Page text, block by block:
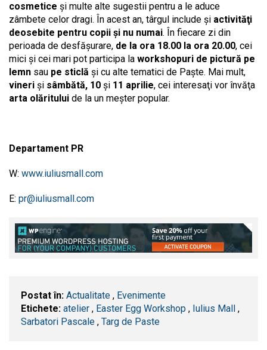
cosmetice şi multe alte sugestii pentru a le aduce
zâmbete celor dragi. În acest an, târgul include şi activităţi
deosebite pentru copii şi nu numai. În fiecare zi din
perioada de desfăşurare, de la ora 18.00 la ora 20.00, cei
mici şi cei mari pot participa la workshopuri de pictură pe
lemn sau pe sticlă şi cu alte tematici de Paşte. Mai mult,
vineri şi sâmbătă, 10 şi 11 aprilie, cei interesaţi vor învăţa
arta olăritului de la un meşter popular.
Departament PR
W: www.iuliusmall.com
E: pr@iuliusmall.com
Postat în: Actualitate , Evenimente
Etichete: atelier , Easter Egg Workshop , Iulius Mall
,
Sarbatori Pascale , Targ de Paste